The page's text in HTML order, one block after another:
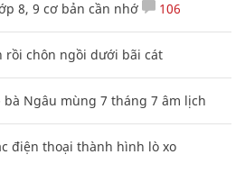
8, 9 cơ bản cần nhớ 106
rồi chôn ngồi dưới bãi cát
Ngâu mùng 7 tháng 7 âm lịch
điện thoại thành hình lò xo